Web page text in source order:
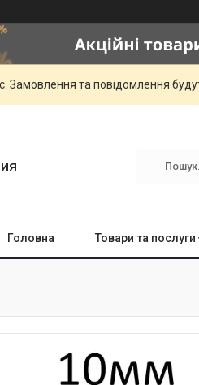
Замовлення та повідомлення
Головна Товари та послуги